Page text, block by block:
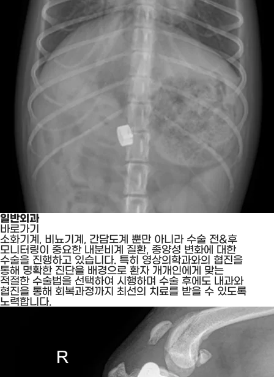
일반외과
바로가기
소화기계, 비뇨기계, 간담도계 뿐만 아니라 수술 전&후
모니터링이 중요한 내분비계 질환, 종양성 변화에 대한
수술을 진행하고 있습니다. 특히 영상의학과와의 협진을
통해 명확한 진단을 배경으로 환자 개개인에게 맞는
적절한 수술법을 선택하여 시행하며 수술 후에도 내과와
협진을 통해 회복과정까지 최선의 치료를 받을 수 있도록
노력합니다.